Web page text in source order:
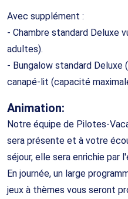
Avec supplément :
- Chambre standard Deluxe
adultes).
- Bungalow standard Deluxe
canapé-lit (capacité
Animation:
Notre équipe de Pilotes-
sera présente et à votre
séjour, elle sera enrichie par
En journée, un large
jeux à thèmes vous seront